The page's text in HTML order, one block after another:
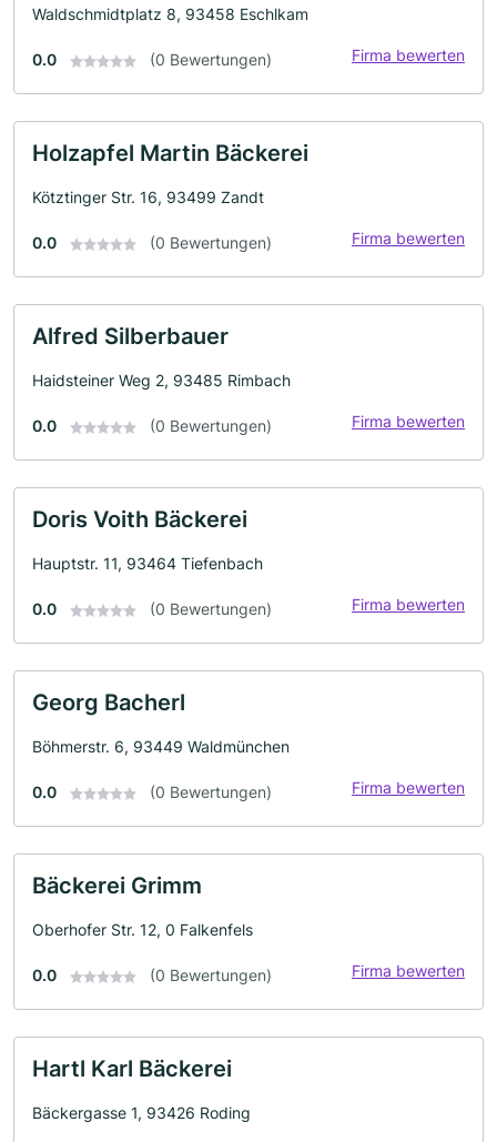
Waldschmidtplatz 8, 93458 Eschlkam
0.0 (0 Bewertungen) Firma bewerten
Holzapfel Martin Bäckerei
Kötztinger Str. 16, 93499 Zandt
0.0 (0 Bewertungen) Firma bewerten
Alfred Silberbauer
Haidsteiner Weg 2, 93485 Rimbach
0.0 (0 Bewertungen) Firma bewerten
Doris Voith Bäckerei
Hauptstr. 11, 93464 Tiefenbach
0.0 (0 Bewertungen) Firma bewerten
Georg Bacherl
Böhmerstr. 6, 93449 Waldmünchen
0.0 (0 Bewertungen) Firma bewerten
Bäckerei Grimm
Oberhofer Str. 12, 0 Falkenfels
0.0 (0 Bewertungen) Firma bewerten
Hartl Karl Bäckerei
Bäckergasse 1, 93426 Roding